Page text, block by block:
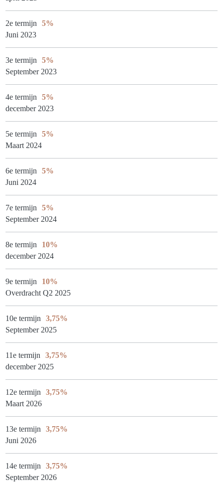
2e termijn
5%
Juni 2023
3e termijn
5%
September 2023
4e termijn
5%
december 2023
5e termijn
5%
Maart 2024
6e termijn
5%
Juni 2024
7e termijn
5%
September 2024
8e termijn
10%
december 2024
9e termijn
10%
Overdracht Q2 2025
10e termijn
3,75%
September 2025
11e termijn
3,75%
december 2025
12e termijn
3,75%
Maart 2026
13e termijn
3,75%
Juni 2026
14e termijn
3,75%
September 2026